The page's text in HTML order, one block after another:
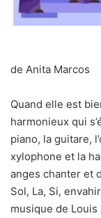
de Anita Marcos
Quand elle est
harmonieux qui
piano, la guitare,
xylophone et la
anges chanter et
Sol, La, Si,
musique de Louis